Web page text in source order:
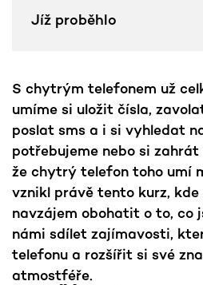
S chytrým telefonem už
umíme si uložit čísla,
poslat sms a i si vyhledat
potřebujeme nebo si zahrát
že chytrý telefon toho umí
vznikl právě tento kurz, kde
navzájem obohatit o to, co
námi sdílet zajímavosti,
telefonu a rozšířit si své
atmostféře.
Jíž proběhlo